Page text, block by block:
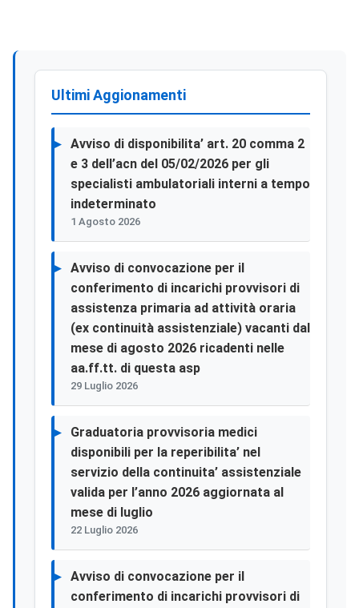
Ultimi Aggionamenti
Avviso di disponibilita’ art. 20 comma 2
e 3 dell’acn del 05/02/2026 per gli
specialisti ambulatoriali interni a tempo
indeterminato
1 Agosto 2026
Avviso di convocazione per il
conferimento di incarichi provvisori di
assistenza primaria ad attività oraria
(ex continuità assistenziale) vacanti dal
mese di agosto 2026 ricadenti nelle
aa.ff.tt. di questa asp
29 Luglio 2026
Graduatoria provvisoria medici
disponibili per la reperibilita’ nel
servizio della continuita’ assistenziale
valida per l’anno 2026 aggiornata al
mese di luglio
22 Luglio 2026
Avviso di convocazione per il
conferimento di incarichi provvisori di